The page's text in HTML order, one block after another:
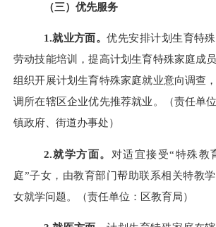
（三）优先服务
1.就业方面。优先安排计划生育特
劳动技能培训，提高计划生育特殊家庭成
组织开展计划生育特殊家庭就业意向调查
调所在辖区企业优先推荐就业。（责任单
镇政府、街道办事处）
2.就学方面。 对适宜接受“特殊教
庭”子女，由教育部门帮助联系相关特教
女就学问题。（责任单位：区教育局）